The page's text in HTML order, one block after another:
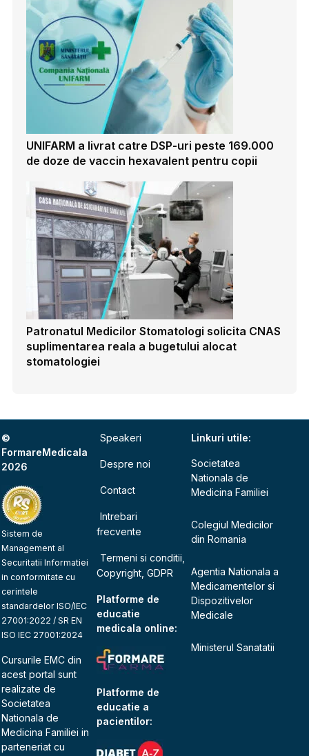
UNIFARM a livrat catre DSP-uri peste 169.000
de doze de vaccin hexavalent pentru copii
Patronatul Medicilor Stomatologi solicita CNAS
suplimentarea reala a bugetului alocat
stomatologiei
©
FormareMedicala
2026
Sistem de
Management al
Securitatii Informatiei
in conformitate cu
cerintele
standardelor ISO/IEC
27001:2022 / SR EN
ISO IEC 27001:2024
Cursurile EMC din
acest portal sunt
realizate de
Societatea
Nationala de
Medicina Familiei in
parteneriat cu
Speakeri
Despre noi
Contact
Intrebari
frecvente
Termeni si conditii,
Copyright, GDPR
Platforme de
educatie
medicala online:
Platforme de
educatie a
pacientilor:
Linkuri utile:
Societatea
Nationala de
Medicina Familiei
Colegiul Medicilor
din Romania
Agentia Nationala a
Medicamentelor si
Dispozitivelor
Medicale
Ministerul Sanatatii